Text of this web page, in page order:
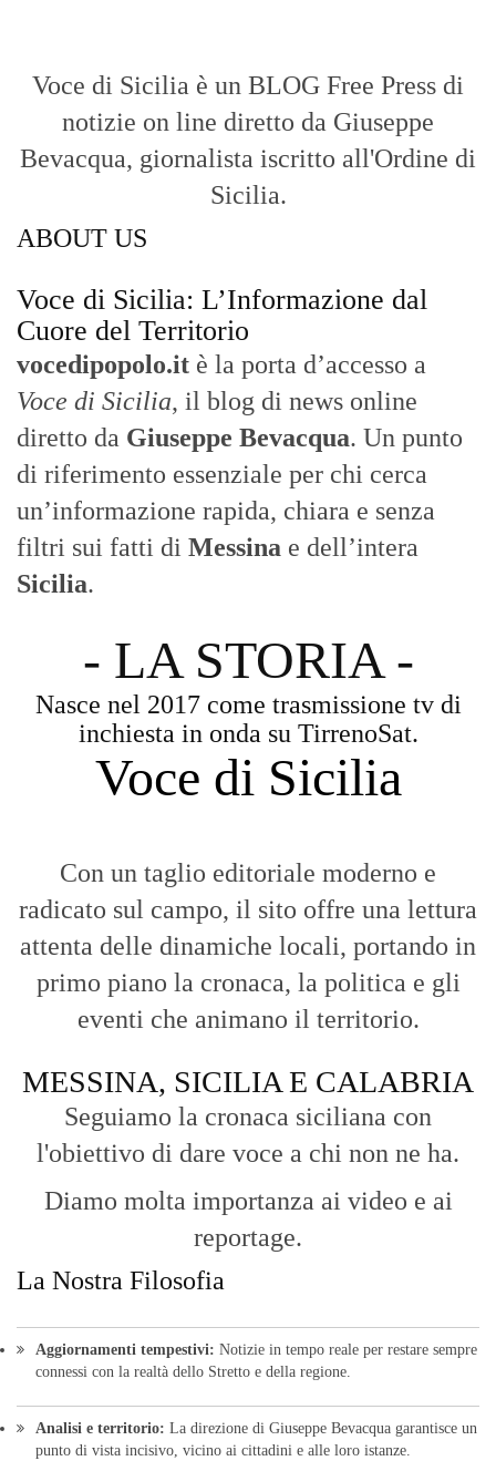
Voce di Sicilia è un BLOG Free Press di
notizie on line diretto da Giuseppe
Bevacqua, giornalista iscritto all'Ordine di
Sicilia.
ABOUT US
Voce di Sicilia: L’Informazione dal
Cuore del Territorio
vocedipopolo.it è la porta d’accesso a
Voce di Sicilia, il blog di news online
diretto da Giuseppe Bevacqua. Un punto
di riferimento essenziale per chi cerca
un’informazione rapida, chiara e senza
filtri sui fatti di Messina e dell’intera
Sicilia.
- LA STORIA -
Nasce nel 2017 come trasmissione tv di
inchiesta in onda su TirrenoSat.
Voce di Sicilia
Con un taglio editoriale moderno e
radicato sul campo, il sito offre una lettura
attenta delle dinamiche locali, portando in
primo piano la cronaca, la politica e gli
eventi che animano il territorio.
MESSINA, SICILIA E CALABRIA
Seguiamo la cronaca siciliana con
l'obiettivo di dare voce a chi non ne ha.
Diamo molta importanza ai video e ai
reportage.
La Nostra Filosofia
Aggiornamenti tempestivi: Notizie in tempo reale per restare sempre
connessi con la realtà dello Stretto e della regione.
Analisi e territorio: La direzione di Giuseppe Bevacqua garantisce un
punto di vista incisivo, vicino ai cittadini e alle loro istanze.